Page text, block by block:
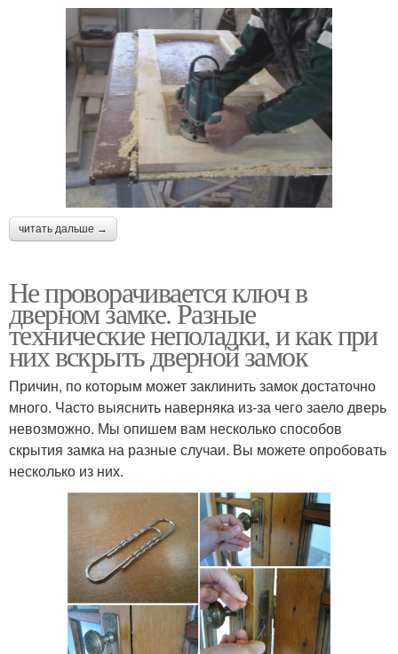
читать дальше →
Не проворачивается ключ в
дверном замке. Разные
технические неполадки, и как при
них вскрыть дверной замок
Причин, по которым может заклинить замок достаточно
много. Часто выяснить наверняка из-за чего заело дверь
невозможно. Мы опишем вам несколько способов
скрытия замка на разные случаи. Вы можете опробовать
несколько из них.